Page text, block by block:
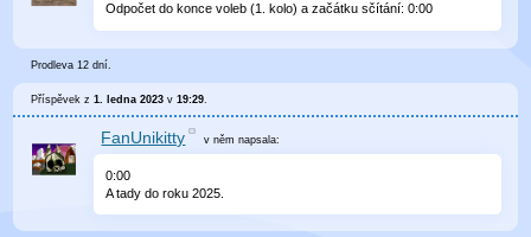
Odpočet do konce voleb (1. kolo) a začátku sčítání:0:00
Prodleva 12 dní.
Příspěvek z1. ledna 2023 v19:29.
FanUnikitty v němnapsala:
0:00
A tady do roku 2025.